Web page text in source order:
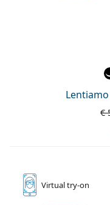
€
Virtualtry-on